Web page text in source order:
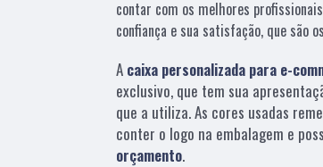
contar com os melhores
confiança e sua satisfação, que são
A caixa personalizada para e-
exclusivo, que tem sua
que a utiliza. As cores usadas
conter o logo na embalagem e
orçamento.